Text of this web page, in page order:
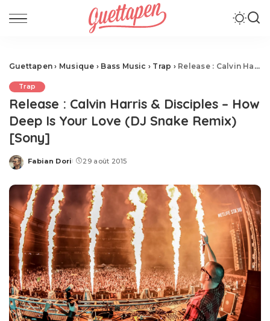
Guettapen › Musique › Bass Music › Trap › Release : Calvin Harris & Disciples – How Deep Is Your Love (DJ Snake Remix) [Sony]
Trap
Release : Calvin Harris & Disciples – How
Deep Is Your Love (DJ Snake Remix)
[Sony]
Posted
Fabian Dori 29 août 2015